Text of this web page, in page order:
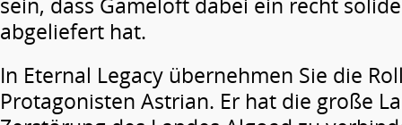
abgeliefert hat.
In Eternal Legacy übernehmen Sie die
Protagonisten Astrian. Er hat die große